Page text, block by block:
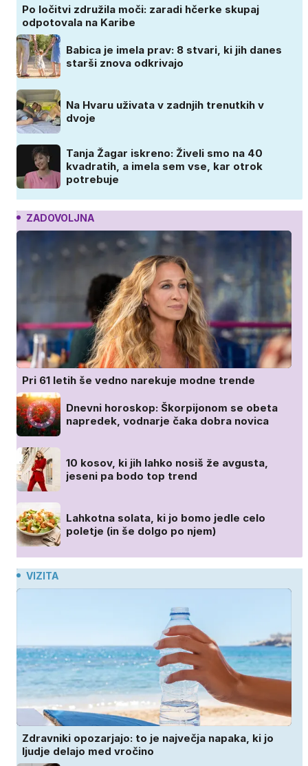
Po ločitvi združila moči: zaradi hčerke skupaj
odpotovala na Karibe
Babica je imela prav: 8 stvari, ki jih danes
starši znova odkrivajo
Na Hvaru uživata v zadnjih trenutkih v
dvoje
Tanja Žagar iskreno: Živeli smo na 40
kvadratih, a imela sem vse, kar otrok
potrebuje
ZADOVOLJNA
Pri 61 letih še vedno narekuje modne trende
Dnevni horoskop: Škorpijonom se obeta
napredek, vodnarje čaka dobra novica
10 kosov, ki jih lahko nosiš že avgusta,
jeseni pa bodo top trend
Lahkotna solata, ki jo bomo jedle celo
poletje (in še dolgo po njem)
VIZITA
Zdravniki opozarjajo: to je največja napaka, ki jo
ljudje delajo med vročino